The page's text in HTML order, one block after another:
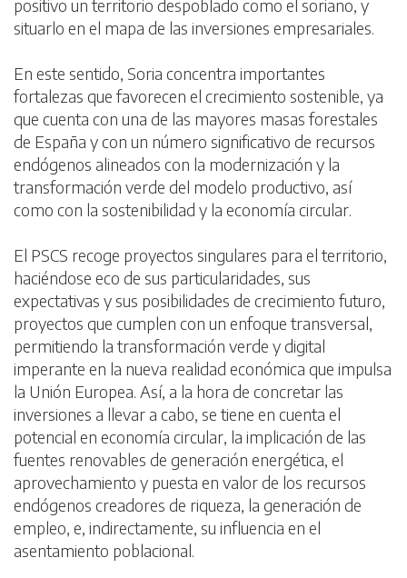
positivo un territorio despoblado como el soriano, y
situarlo en el mapa de las inversiones empresariales.
En este sentido, Soria concentra importantes
fortalezas que favorecen el crecimiento sostenible, ya
que cuenta con una de las mayores masas forestales
de España y con un número significativo de recursos
endógenos alineados con la modernización y la
transformación verde del modelo productivo, así
como con la sostenibilidad y la economía circular.
El PSCS recoge proyectos singulares para el territorio,
haciéndose eco de sus particularidades, sus
expectativas y sus posibilidades de crecimiento futuro,
proyectos que cumplen con un enfoque transversal,
permitiendo la transformación verde y digital
imperante en la nueva realidad económica que impulsa
la Unión Europea. Así, a la hora de concretar las
inversiones a llevar a cabo, se tiene en cuenta el
potencial en economía circular, la implicación de las
fuentes renovables de generación energética, el
aprovechamiento y puesta en valor de los recursos
endógenos creadores de riqueza, la generación de
empleo, e, indirectamente, su influencia en el
asentamiento poblacional.